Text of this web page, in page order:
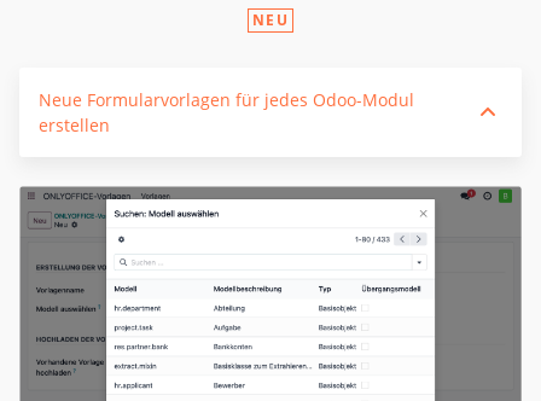
NEU
Neue Formularvorlagen für jedes Odoo-Modul
erstellen